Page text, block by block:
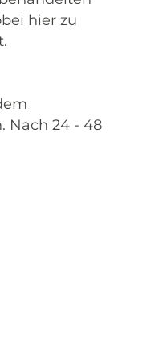
hier zu
Nach 24 - 48